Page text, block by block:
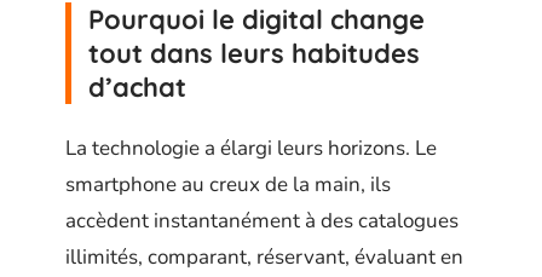
Pourquoi le digital change
tout dans leurs habitudes
d’achat
La technologie a élargi leurs horizons. Le
smartphone au creux de la main, ils
accèdent instantanément à des catalogues
illimités, comparant, réservant, évaluant en